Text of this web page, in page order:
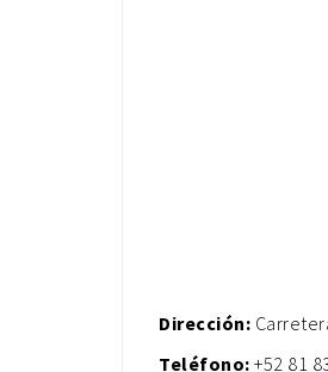
Dirección:
Teléfono: +52 81